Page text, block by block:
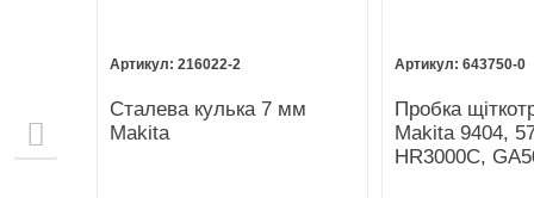
216022-2
Сталева кулька 7 мм
Makita
643750-0
Пробка
Makita 9404,
HR3000C,